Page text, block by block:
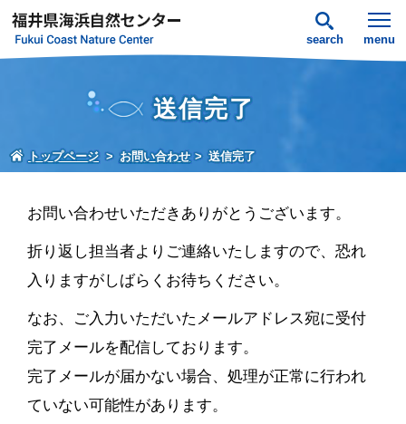
search menu
送信完了
トップページ お問い合わせ 送信完了
お問い合わせいただきありがとうございます。
折り返し担当者よりご連絡いたしますので、恐れ
入りますがしばらくお待ちください。
なお、ご入力いただいたメールアドレス宛に受付
完了メールを配信しております。
完了メールが届かない場合、処理が正常に行われ
ていない可能性があります。